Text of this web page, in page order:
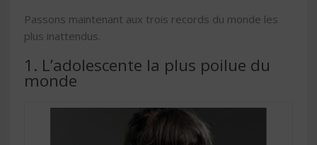
Passons maintenant aux trois records du monde les
plus inattendus.
1. L’adolescente la plus poilue du
monde